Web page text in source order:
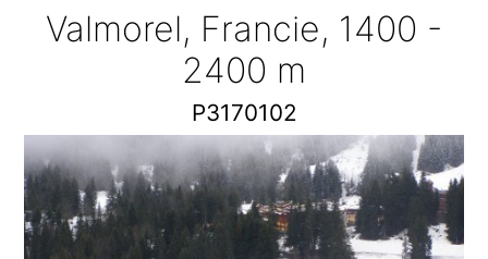
Valmorel, Francie, 1400 -
2400 m
P3170102